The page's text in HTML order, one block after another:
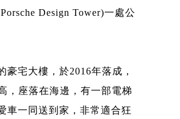
Design Tower)一處公
豪宅大樓，於2016年落成，
，座落在海邊，有一部電梯
車一同送到家，非常適合狂